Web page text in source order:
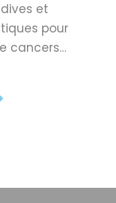
et
pour
cancers…